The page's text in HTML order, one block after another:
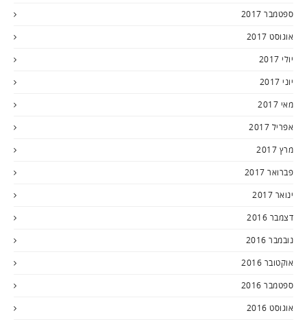
ספטמבר 2017
אוגוסט 2017
יולי 2017
יוני 2017
מאי 2017
אפריל 2017
מרץ 2017
פברואר 2017
ינואר 2017
דצמבר 2016
נובמבר 2016
אוקטובר 2016
ספטמבר 2016
אוגוסט 2016